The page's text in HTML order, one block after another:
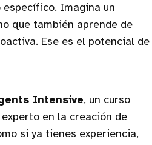
Imagina un
que también aprende de
Ese es el potencial de
Intensive, un curso
en la creación de
si ya tienes experiencia,